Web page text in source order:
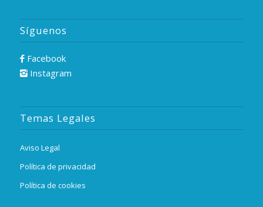
Síguenos
Facebook
Instagram
Temas Legales
Aviso Legal
Política de privacidad
Política de cookies